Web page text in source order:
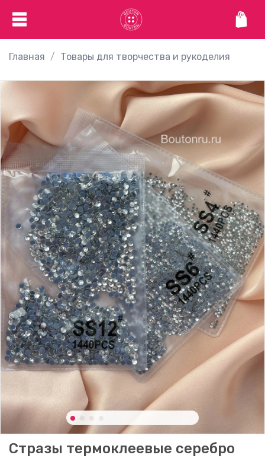
Главная Товары для творчества и рукоделия
Стразы термоклеевые серебро